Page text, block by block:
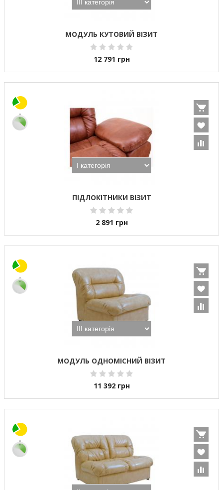
МОДУЛЬ КУТОВИЙ ВІЗИТ
12 791 грн
ПІДЛОКІТНИКИ ВІЗИТ
2 891 грн
МОДУЛЬ ОДНОМІСНИЙ ВІЗИТ
11 392 грн